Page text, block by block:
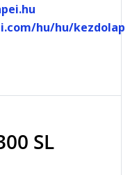
hu/hu/kezdolap
SL